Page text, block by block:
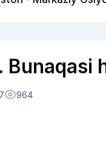
Bunaqasi
964